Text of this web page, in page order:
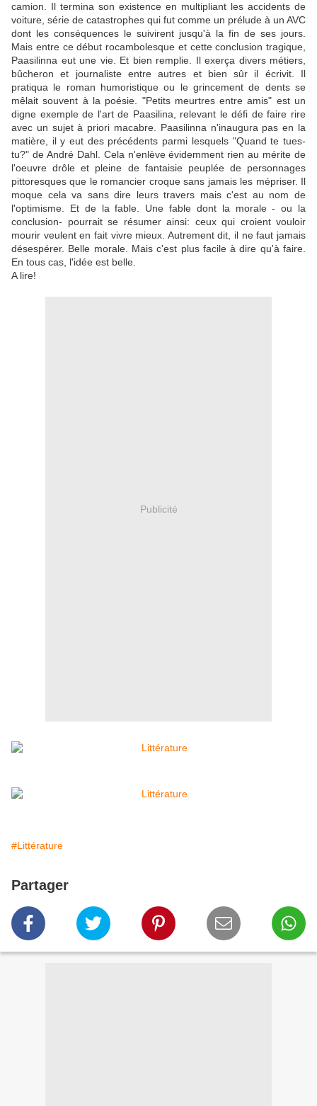
camion. Il termina son existence en multipliant les accidents de
voiture, série de catastrophes qui fut comme un prélude à un AVC
dont les conséquences le suivirent jusqu'à la fin de ses jours.
Mais entre ce début rocambolesque et cette conclusion tragique,
Paasilinna eut une vie. Et bien remplie. Il exerça divers métiers,
bûcheron et journaliste entre autres et bien sûr il écrivit. Il
pratiqua le roman humoristique ou le grincement de dents se
mêlait souvent à la poésie. "Petits meurtres entre amis" est un
digne exemple de l'art de Paasilina, relevant le défi de faire rire
avec un sujet à priori macabre. Paasilinna n'inaugura pas en la
matière, il y eut des précédents parmi lesquels "Quand te tues-
tu?" de André Dahl. Cela n'enlève évidemment rien au mérite de
l'oeuvre drôle et pleine de fantaisie peuplée de personnages
pittoresques que le romancier croque sans jamais les mépriser. Il
moque cela va sans dire leurs travers mais c'est au nom de
l'optimisme. Et de la fable. Une fable dont la morale - ou la
conclusion- pourrait se résumer ainsi: ceux qui croient vouloir
mourir veulent en fait vivre mieux. Autrement dit, il ne faut jamais
désespérer. Belle morale. Mais c'est plus facile à dire qu'à faire.
En tous cas, l'idée est belle.
A lire!
Publicité
#Littérature
Partager